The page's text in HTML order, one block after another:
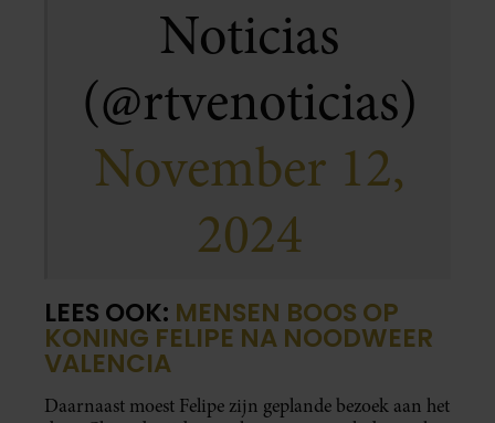
Noticias
(@rtvenoticias)
November 12,
2024
LEES OOK: MENSEN BOOS OP
KONING FELIPE NA NOODWEER
VALENCIA
Daarnaast moest Felipe zijn geplande bezoek aan het